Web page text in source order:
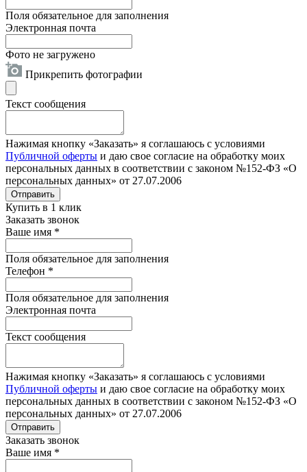
Поля обязательное для заполнения
Электронная почта
Фото не загружено
Прикрепить фотографии
Текст сообщения
Нажимая кнопку «Заказать» я соглашаюсь с условиями
Публичной оферты и даю свое согласие на обработку моих
персональных данных в соответствии с законом №152-ФЗ «О
персональных данных» от 27.07.2006
Отправить
Купить в 1 клик
Заказать звонок
Ваше имя *
Поля обязательное для заполнения
Телефон *
Поля обязательное для заполнения
Электронная почта
Текст сообщения
Нажимая кнопку «Заказать» я соглашаюсь с условиями
Публичной оферты и даю свое согласие на обработку моих
персональных данных в соответствии с законом №152-ФЗ «О
персональных данных» от 27.07.2006
Отправить
Заказать звонок
Ваше имя *